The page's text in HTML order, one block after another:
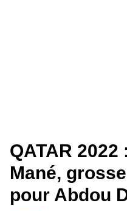
QATAR
Mané,
pour Abdou